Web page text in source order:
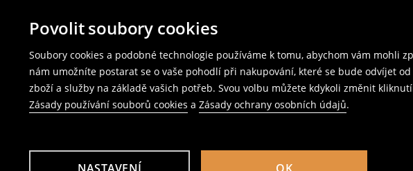
Povolit soubory cookies
Soubory cookies a podobné technologie používáme k tomu, abychom vám mohli
nám umožníte postarat se o vaše pohodlí při nakupování, které se bude odvíjet
zboží a služby na základě vašich potřeb. Svou volbu můžete kdykoli změnit
Zásady používání souborů cookies a Zásady ochrany osobních údajů.